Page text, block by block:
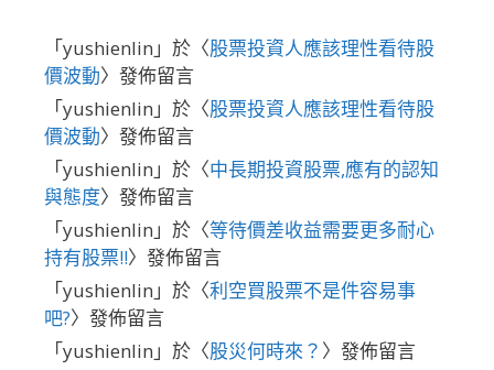
「yushienlin 」於〈股票投資人應該理性看待股
價波動〉發佈留言
「yushienlin 」於〈股票投資人應該理性看待股
價波動〉發佈留言
「yushienlin 」於〈中長期投資股票,應有的認知
與態度〉發佈留言
「yushienlin 」於〈等待價差收益需要更多耐心
持有股票!!〉發佈留言
「yushienlin 」於〈利空買股票不是件容易事
吧?〉發佈留言
「yushienlin 」於〈股災何時來？ 〉發佈留言